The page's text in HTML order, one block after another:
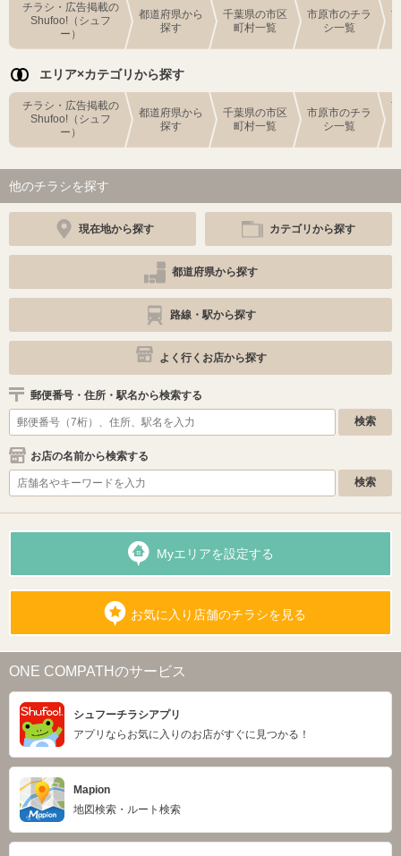
チラシ・広告掲載の
Shufoo!（シュフ
ー）
都道府県から
探す
千葉県の市区
町村一覧
市原市のチラ
シ一覧
エリア×カテゴリから探す
チラシ・広告掲載の
Shufoo!（シュフ
ー）
都道府県から
探す
千葉県の市区
町村一覧
市原市のチラ
シ一覧
他のチラシを探す
現在地から探す カテゴリから探す
都道府県から探す
路線・駅から探す
よく行くお店から探す
郵便番号・住所・駅名から検索する
お店の名前から検索する
Myエリアを設定する
お気に入り店舗のチラシを見る
ONE COMPATHのサービス
シュフーチラシアプリ
アプリならお気に入りのお店がすぐに見つかる！
Mapion
地図検索・ルート検索